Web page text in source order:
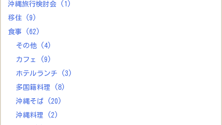
沖縄旅行検討会
(1)
移住
(9)
食事
(62)
その他
(4)
カフェ
(9)
ホテルランチ
(3)
多国籍料理
(8)
沖縄そば
(20)
沖縄料理
(2)